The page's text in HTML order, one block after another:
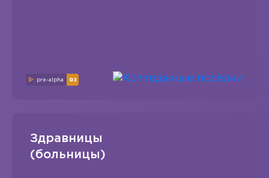
pre-alpha 0.1
Здравницы
(больницы)